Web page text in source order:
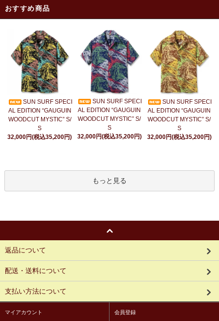
おすすめ商品
SUN SURF SPECI
AL EDITION “GAUGUIN
WOODCUT MYSTIC” S/
S
32,000円(税込35,200円)
SUN SURF SPECI
AL EDITION “GAUGUIN
WOODCUT MYSTIC” S/
S
32,000円(税込35,200円)
SUN SURF SPECI
AL EDITION “GAUGUIN
WOODCUT MYSTIC” S/
S
32,000円(税込35,200円)
もっと見る
返品について
配送・送料について
支払い方法について
マイアカウント 会員登録